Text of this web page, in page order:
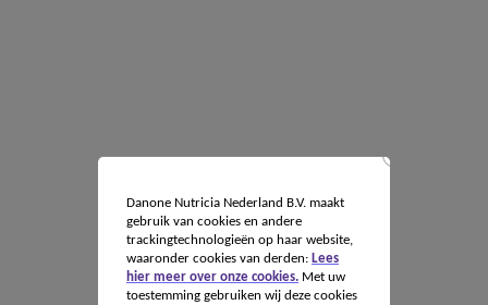
Danone Nutricia Nederland B.V. maakt
gebruik van cookies en andere
trackingtechnologieën op haar website,
waaronder cookies van derden: Lees
hier meer over onze cookies.Met uw
toestemming gebruiken wij deze cookies